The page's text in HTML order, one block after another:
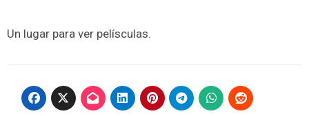
Un lugar para ver pelísculas.